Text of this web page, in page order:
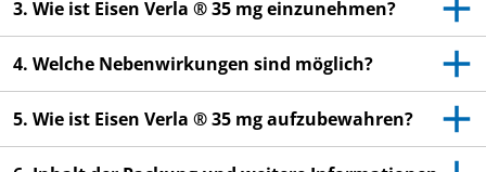
für Nebenwirkungen, die nicht in dieser
Packungsbeilage angegeben sind. Siehe Abschnitt
4.
Wenn Sie sich nicht besser oder gar schlechter
fühlen, wenden Sie sich an Ihren Arzt.
3. Wie ist Eisen Verla ® 35 mg einzunehmen?
4. Welche Nebenwirkungen sind möglich?
5. Wie ist Eisen Verla ® 35 mg aufzubewahren?